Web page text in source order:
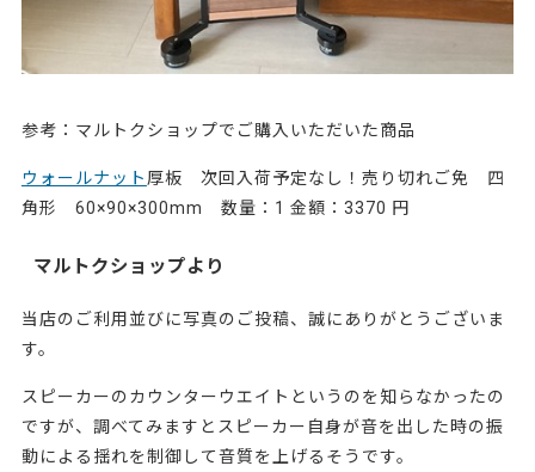
参考：マルトクショップでご購入いただいた商品
ウォールナット厚板 次回入荷予定なし！売り切れご免 四
角形 60×90×300mm 数量：1 金額：3370 円
マルトクショップより
当店のご利用並びに写真のご投稿、誠にありがとうございま
す。
スピーカーのカウンターウエイトというのを知らなかったの
ですが、調べてみますとスピーカー自身が音を出した時の振
動による揺れを制御して音質を上げるそうです。